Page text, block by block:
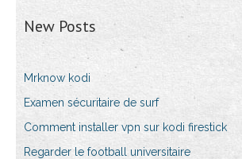
New Posts
Mrknow kodi
Examen sécuritaire de surf
Comment installer vpn sur kodi firestick
Regarder le football universitaire